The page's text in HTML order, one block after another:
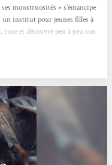
monstruosités » s’émancipe
un institut pour jeunes filles à
et découvre peu à peu son
avec ce récit...